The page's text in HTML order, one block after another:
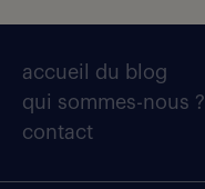
accueil du blog
qui sommes-nous ?
contact